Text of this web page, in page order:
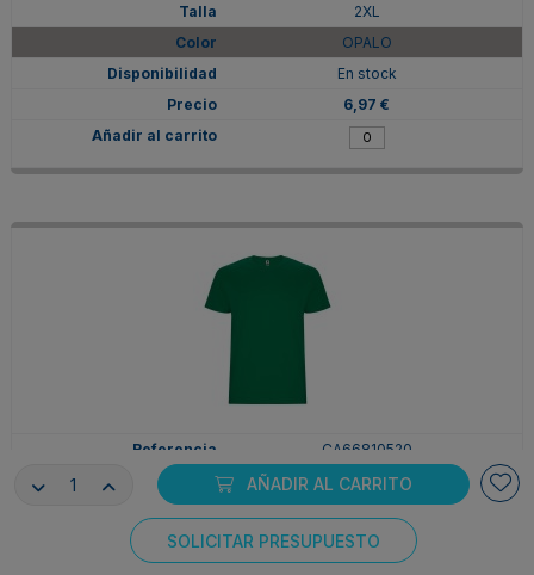
AÑADIR AL CARRITO
SOLICITAR PRESUPUESTO
2XL
OPALO
En stock
6,97 €
CA66810520
2XL
En stock
Consentimiento de cookies